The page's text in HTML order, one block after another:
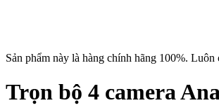
Sản phẩm này là hàng chính hãng 100%.
Trọn bộ 4 camera